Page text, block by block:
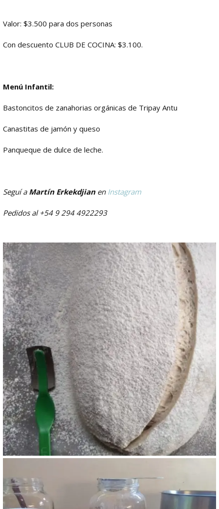
Valor: $3.500 para dos personas
Con descuento CLUB DE COCINA: $3.100.
Menú Infantil:
Bastoncitos de zanahorias orgánicas de Tripay Antu
Canastitas de jamón y queso
Panqueque de dulce de leche.
Seguí a Martín Erkekdjian en Instagram
Pedidos al +54 9 294 4922293